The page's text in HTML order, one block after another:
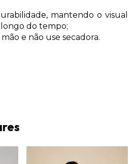
mantendo o visual
do tempo;
e não use secadora.